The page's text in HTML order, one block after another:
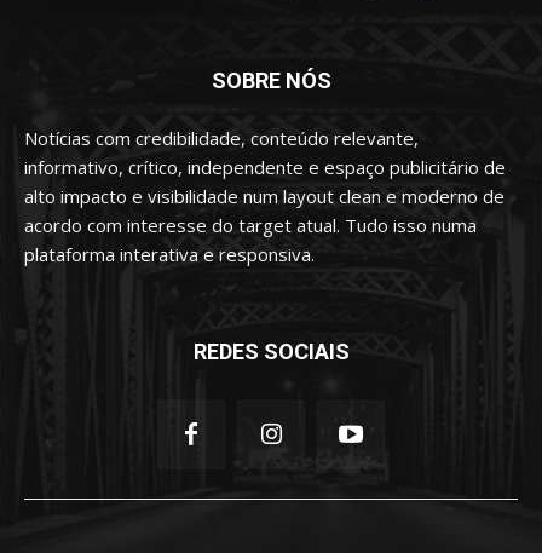
SOBRE NÓS
Notícias com credibilidade, conteúdo relevante,
informativo, crítico, independente e espaço publicitário de
alto impacto e visibilidade num layout clean e moderno de
acordo com interesse do target atual. Tudo isso numa
plataforma interativa e responsiva.
REDES SOCIAIS